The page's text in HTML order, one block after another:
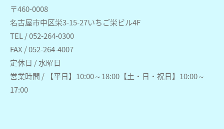
〒460-0008
名古屋市中区栄3-15-27いちご栄ビル4F
TEL / 052-264-0300
FAX / 052-264-4007
定休日 / 水曜日
営業時間 / 【平日】10:00～18:00【土・日・祝日】10:00～
17:00